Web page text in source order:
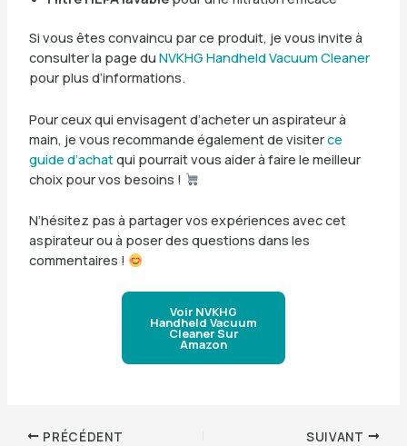
Si vous êtes convaincu par ce produit, je vous invite à
consulter la page du NVKHG Handheld Vacuum Cleaner
pour plus d’informations.
Pour ceux qui envisagent d’acheter un aspirateur à
main, je vous recommande également de visiterce
guide d’achatqui pourrait vous aider à faire le meilleur
choix pour vos besoins !
N’hésitez pas à partager vos expériences avec cet
aspirateur ou à poser des questions dans les
commentaires !
Voir NVKHG
Handheld Vacuum
Cleaner Sur
Amazon
PRÉCÉDENT SUIVANT